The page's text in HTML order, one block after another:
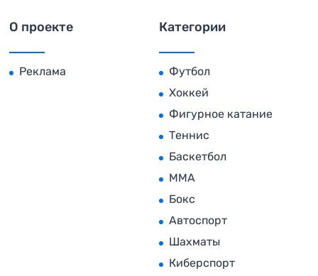
О проекте
Реклама
Категории
Футбол
Хоккей
Фигурное катание
Теннис
Баскетбол
MMA
Бокс
Автоспорт
Шахматы
Киберспорт